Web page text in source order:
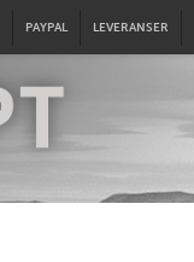
PAYPAL LEVERANSER